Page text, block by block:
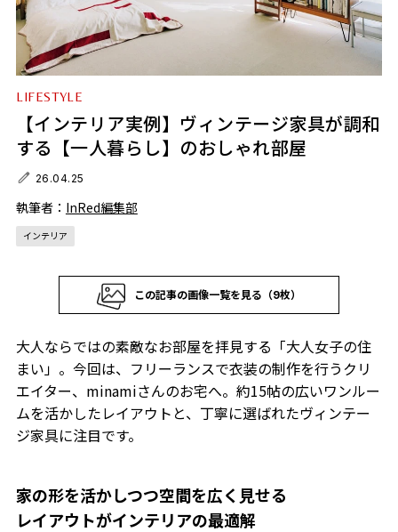
LIFESTYLE
【インテリア実例】ヴィンテージ家具が調和
する【一人暮らし】のおしゃれ部屋
26.04.25
執筆者： InRed編集部
インテリア
この記事の画像一覧を見る（9枚）
大人ならではの素敵なお部屋を拝見する「大人女子の住
まい」。今回は、フリーランスで衣装の制作を行うクリ
エイター、minamiさんのお宅へ。約15帖の広いワンルー
ムを活かしたレイアウトと、丁寧に選ばれたヴィンテー
ジ家具に注目です。
家の形を活かしつつ空間を広く見せる
レイアウトがインテリアの最適解